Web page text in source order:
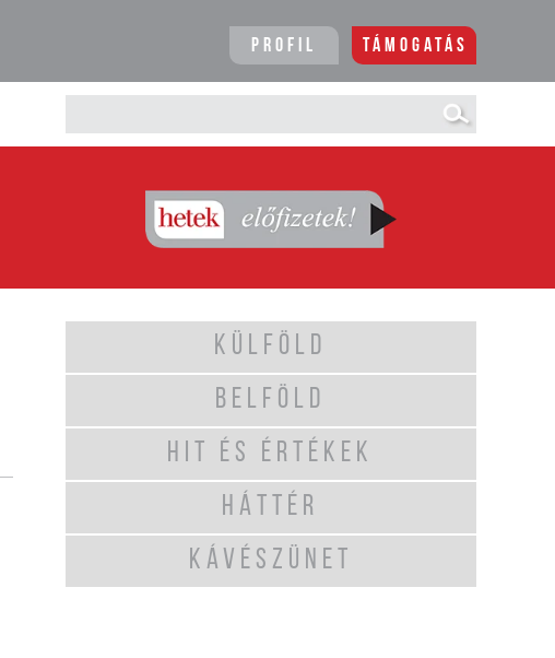
Profil Támogatás
KÜLFÖLD
BELFÖLD
HIT ÉS ÉRTÉKEK
HÁTTÉR
KÁVÉSZÜNET